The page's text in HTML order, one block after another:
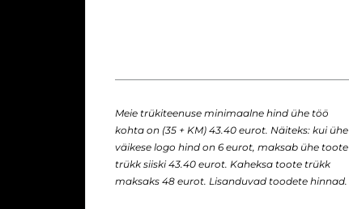
Meie trükiteenuse minimaalne hind ühe töö
kohta on (35 + KM) 43.40 eurot. Näiteks: kui ühe
väikese logo hind on 6 eurot, maksab ühe toote
trükk siiski 43.40 eurot. Kaheksa toote trükk
maksaks 48 eurot. Lisanduvad toodete hinnad.